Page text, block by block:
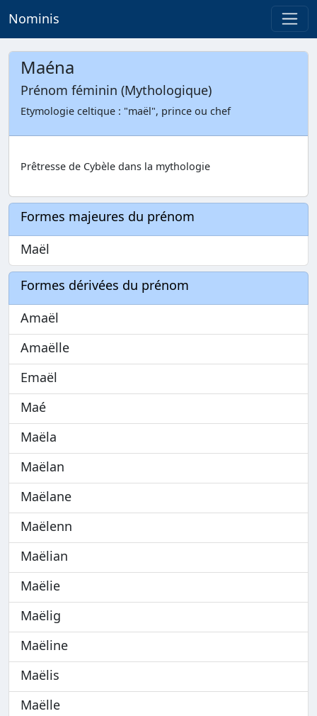
Nominis
Maéna
Prénom féminin (Mythologique)
Etymologie celtique : "maël", prince ou chef
Prêtresse de Cybèle dans la mythologie
Formes majeures du prénom
Maël
Formes dérivées du prénom
Amaël
Amaëlle
Emaël
Maé
Maëla
Maëlan
Maëlane
Maëlenn
Maëlian
Maëlie
Maëlig
Maëline
Maëlis
Maëlle